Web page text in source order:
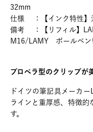
32mm
仕様 ：【インク特性】
備考 ：【リフィル】
M16/LAMY ボールペ
プロペラ型のクリップが
ドイツの筆記具メーカ
ラインと重厚感、特徴的
す。